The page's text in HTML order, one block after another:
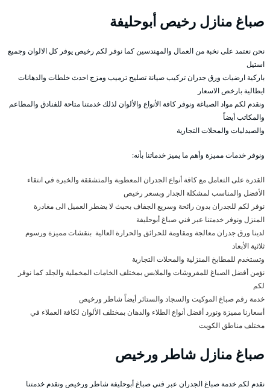
صباغ منازل رخيص أبوحليفة
نحن نعتمد على نخبة من العمال والمهندسين كما نوفر لكم رخيص يوفر كل الالوان وجميع
استيل
باركية ارضيات ورق جدران تركيب صيانة تصليح ترميب ومزج احدث خلطات والدهانات
ايطالية بارخص الاسعار
ونقدم لكم مواد الصباغة ونوفر كافة الأنواع والألوان لذلك خدمتنا متاحة للفنادق والمطاعم
والمكاتب أيضاً
والصيدليات والمحلات التجارية
ونوفر خدمات مميزة وأهم ما يميز خدماتنا بأنه:
القدرة على التعامل مع كافة أنواع الجدران المعطوبة والمتشققة والخبرة في انتقاء
الأفضل والمناسب لمشكلة الجدار وبسعر رخيص
نوفر لكم للجدران بدون رائحة وسريع الجفاف بحيث لا يضطر العميل الى مغادرة
المنزل ونوفر خدمتنا عبر فني صباغ أبوحليفة
لدينا ورق جدران معالجة ومقاومة للحرائق والحرارة العالية بنقشات مميزة ورسوم
ثلاثية الأبعاد
وتستخدم للمطابخ المنزلية والمحلات التجارية
نؤمن أفضل الصباغ للمفروشات والملابس بمختلف الخامات المخملية والجلد كما نوفر
لكم
خدمة رقم صباغ الموكيت والسجاد والستائر أيضاً شاطر ورخيص
أسعارنا مميزة ونورد أفضل أنواع الطلاء والدهان بمختلف الألوان لكافة العملاء في
مختلف مناطق الكويت
صباغ منازل شاطر ورخيص
نقدم لكم خدمة صباغ الجدران عبر فني صباغ أبوحليفة شاطر ورخيص ونقدم خدمتنا